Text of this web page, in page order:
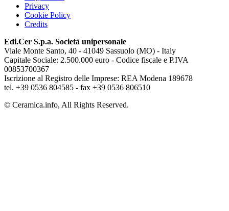
Privacy
Cookie Policy
Credits
Edi.Cer S.p.a. Società unipersonale
Viale Monte Santo, 40 - 41049 Sassuolo (MO) - Italy
Capitale Sociale: 2.500.000 euro - Codice fiscale e P.IVA
00853700367
Iscrizione al Registro delle Imprese: REA Modena 189678
tel. +39 0536 804585 - fax +39 0536 806510
© Ceramica.info, All Rights Reserved.